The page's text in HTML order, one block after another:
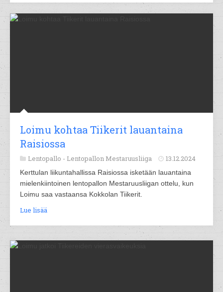
Loimu kohtaa Tiikerit lauantaina
Raisiossa
Lentopallo - Lentopallon Mestaruusliiga 13.12.2024
Kerttulan liikuntahallissa Raisiossa isketään lauantaina
mielenkiintoinen lentopallon Mestaruusliigan ottelu, kun
Loimu saa vastaansa Kokkolan Tiikerit.
Lue lisää